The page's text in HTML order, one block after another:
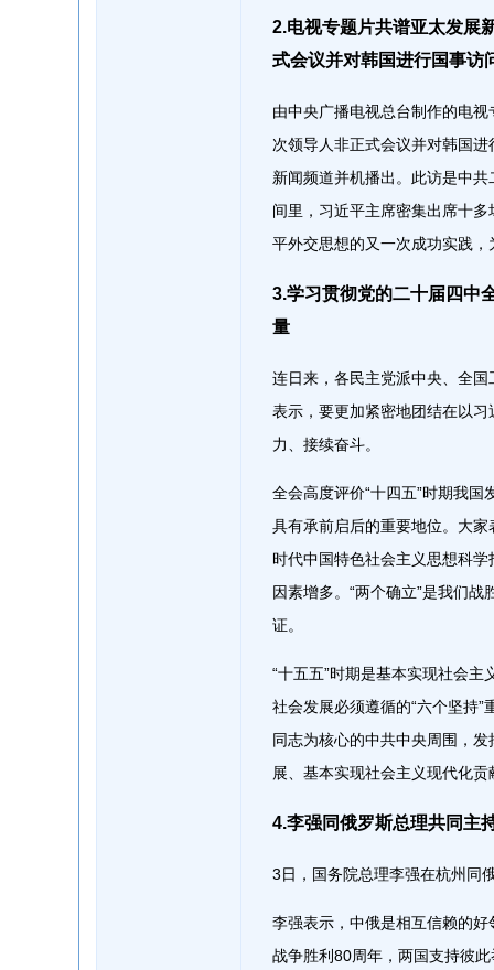
2.电视专题片共谱亚太发展
式会议并对韩国进行国事访
由中央广播电视总台制作的电
次领导人非正式会议并对韩国
新闻频道并机播出。此访是中
间里，习近平主席密集出席十
平外交思想的又一次成功实践
3.学习贯彻党的二十届四中
量
连日来，各民主党派中央、全
表示，要更加紧密地团结在以
力、接续奋斗。
全会高度评价“十四五”时期我
具有承前启后的重要地位。大
时代中国特色社会主义思想科
因素增多。“两个确立”是我们
证。
“十五五”时期是基本实现社会
社会发展必须遵循的“六个坚持
同志为核心的中共中央周围，
展、基本实现社会主义现代化贡
4.李强同俄罗斯总理共同主
3日，国务院总理李强在杭州同
李强表示，中俄是相互信赖的
战争胜利80周年，两国支持彼